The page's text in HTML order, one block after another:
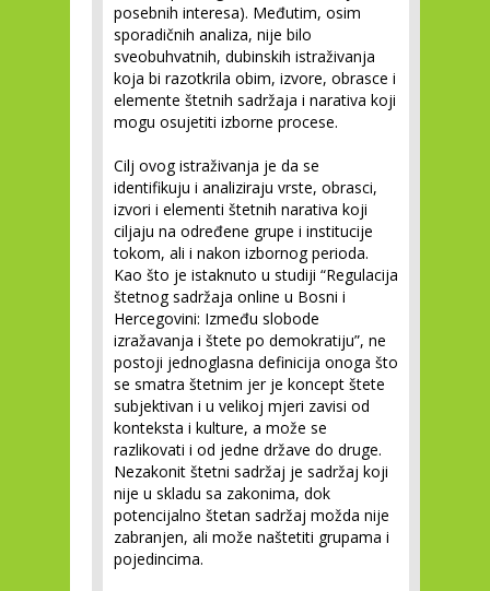
posebnih interesa). Međutim, osim
sporadičnih analiza, nije bilo
sveobuhvatnih, dubinskih istraživanja
koja bi razotkrila obim, izvore, obrasce i
elemente štetnih sadržaja i narativa koji
mogu osujetiti izborne procese.
Cilj ovog istraživanja je da se
identifikuju i analiziraju vrste, obrasci,
izvori i elementi štetnih narativa koji
ciljaju na određene grupe i institucije
tokom, ali i nakon izbornog perioda.
Kao što je istaknuto u studiji “Regulacija
štetnog sadržaja online u Bosni i
Hercegovini: Između slobode
izražavanja i štete po demokratiju”, ne
postoji jednoglasna definicija onoga što
se smatra štetnim jer je koncept štete
subjektivan i u velikoj mjeri zavisi od
konteksta i kulture, a može se
razlikovati i od jedne države do druge.
Nezakonit štetni sadržaj je sadržaj koji
nije u skladu sa zakonima, dok
potencijalno štetan sadržaj možda nije
zabranjen, ali može naštetiti grupama i
pojedincima.